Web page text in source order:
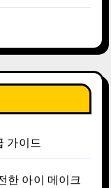
가이드
한 아이 메이크